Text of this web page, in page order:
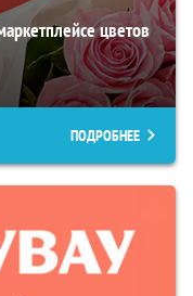
цветов
ПОДРОБНЕЕ